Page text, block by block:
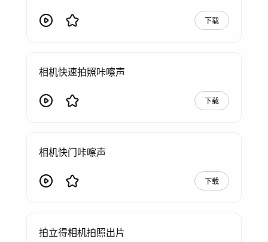
下载
相机快速拍照咔嚓声
下载
相机快门咔嚓声
下载
拍立得相机拍照出片